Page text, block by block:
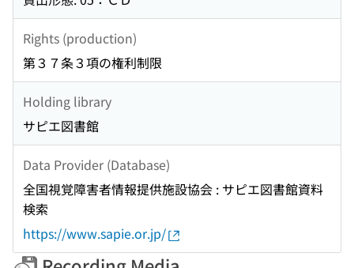
Rights (production)
第３７条３項の権利制限
Holding library
サピエ図書館
Data Provider (Database)
全国視覚障害者情報提供施設協会 : サピエ図書館資料
検索
https://www.sapie.or.jp/